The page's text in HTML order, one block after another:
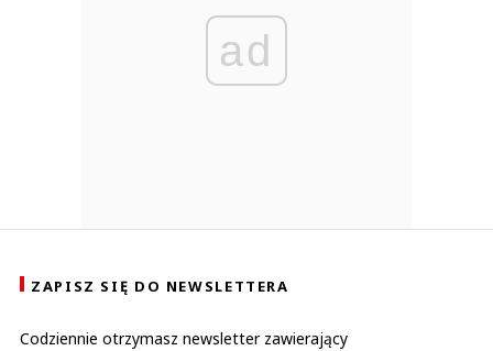
ad
ZAPISZ SIĘ DO NEWSLETTERA
Codziennie otrzymasz newsletter zawierający